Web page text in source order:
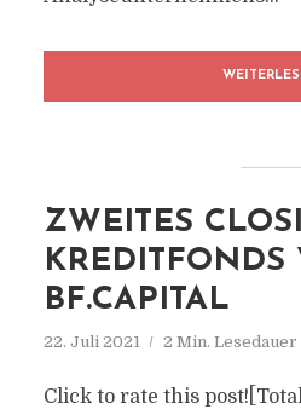
ZWEITES
KREDITFONDS
BF.CAPITAL
22. Juli 2021 2 Min. Lesedauer
Click to rate this